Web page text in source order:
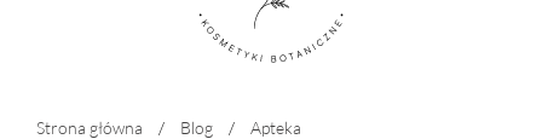
Strona główna / Blog / Apteka